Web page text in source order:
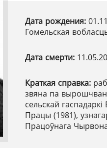
Дата рождения:
Гомельская
Дата смерти:
Краткая справка:
звяна па
сельскай
Працы (1981),
Працоўнага